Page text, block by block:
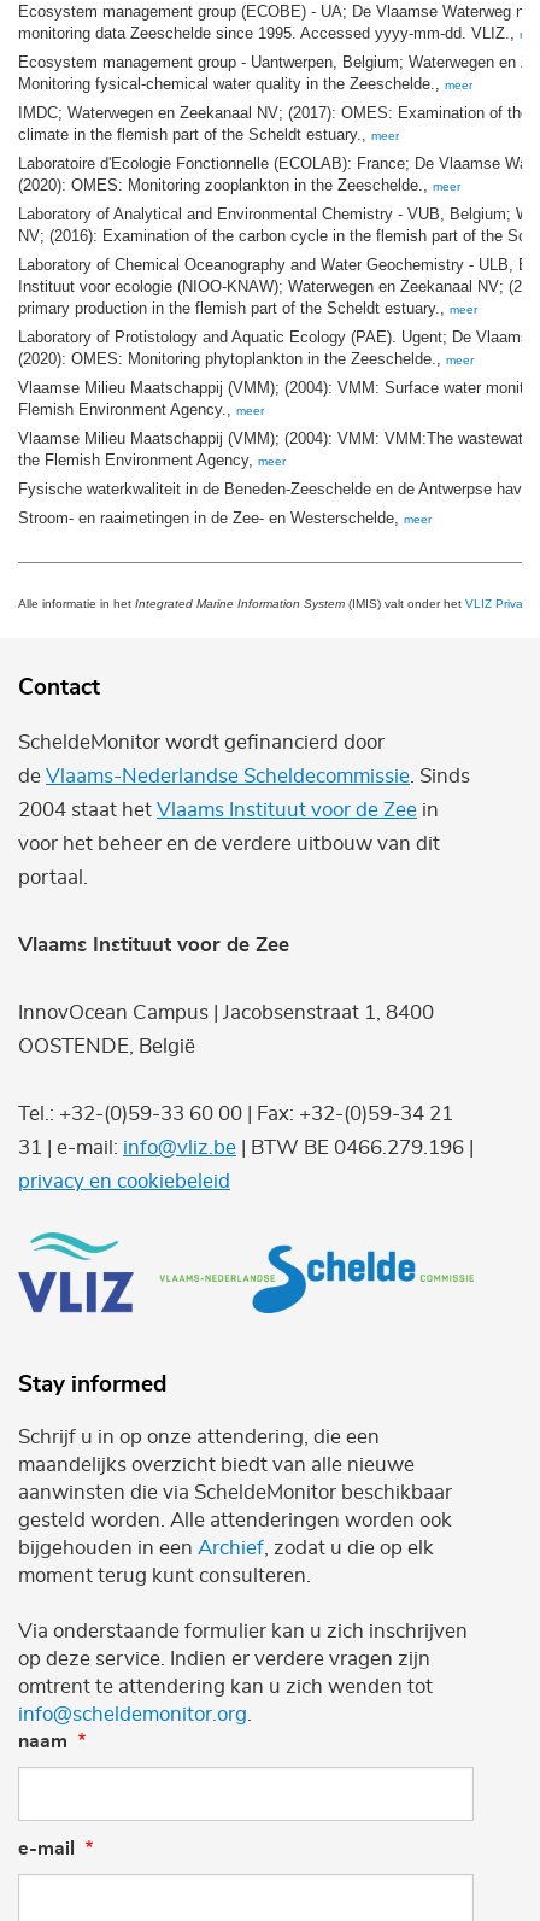
Ecosystem management group (ECOBE) - UA; De Vlaamse Waterweg
monitoring data Zeeschelde since 1995. Accessed yyyy-mm-dd. VLIZ.,
Ecosystem management group - Uantwerpen, Belgium; Waterwegen en
Monitoring fysical-chemical water quality in the Zeeschelde.,
meer
IMDC; Waterwegen en Zeekanaal NV; (2017): OMES: Examination of the
climate in the flemish part of the Scheldt estuary.,
meer
Laboratoire d'Ecologie Fonctionnelle (ECOLAB): France; De Vlaamse
(2020): OMES: Monitoring zooplankton in the Zeeschelde.,
meer
Laboratory of Analytical and Environmental Chemistry - VUB, Belgium;
NV; (2016): Examination of the carbon cycle in the flemish part of the
Laboratory of Chemical Oceanography and Water Geochemistry - ULB,
Instituut voor ecologie (NIOO-KNAW); Waterwegen en Zeekanaal NV;
primary production in the flemish part of the Scheldt estuary.,
meer
Laboratory of Protistology and Aquatic Ecology (PAE). Ugent; De
(2020): OMES: Monitoring phytoplankton in the Zeeschelde.,
meer
Vlaamse Milieu Maatschappij (VMM); (2004): VMM: Surface water
Flemish Environment Agency.,
meer
Vlaamse Milieu Maatschappij (VMM); (2004): VMM: VMM:The
the Flemish Environment Agency,
meer
Fysische waterkwaliteit in de Beneden-Zeeschelde en de Antwerpse
Stroom- en raaimetingen in de Zee- en Westerschelde,
meer
Alle informatie in het Integrated Marine Information System (IMIS) valt onder het VLIZ Privacy
Contact
ScheldeMonitor wordt gefinancierd door
de Vlaams-Nederlandse Scheldecommissie . Sinds
2004 staat het Vlaams Instituut voor de Zee in
voor het beheer en de verdere uitbouw van dit
portaal.
Vlaams Instituut voor de Zee
InnovOcean Campus | Jacobsenstraat 1, 8400
OOSTENDE, België
Tel.: +32-(0)59-33 60 00 | Fax: +32-(0)59-34 21
31 | e-mail: info@vliz.be | BTW BE 0466.279.196 |
privacy en cookiebeleid
Stay informed
Schrijf u in op onze attendering, die een
maandelijks overzicht biedt van alle nieuwe
aanwinsten die via ScheldeMonitor beschikbaar
gesteld worden. Alle attenderingen worden ook
bijgehouden in een Archief , zodat u die op elk
moment terug kunt consulteren.
Via onderstaande formulier kan u zich inschrijven
op deze service. Indien er verdere vragen zijn
omtrent te attendering kan u zich wenden tot
info@scheldemonitor.org
naam
e-mail